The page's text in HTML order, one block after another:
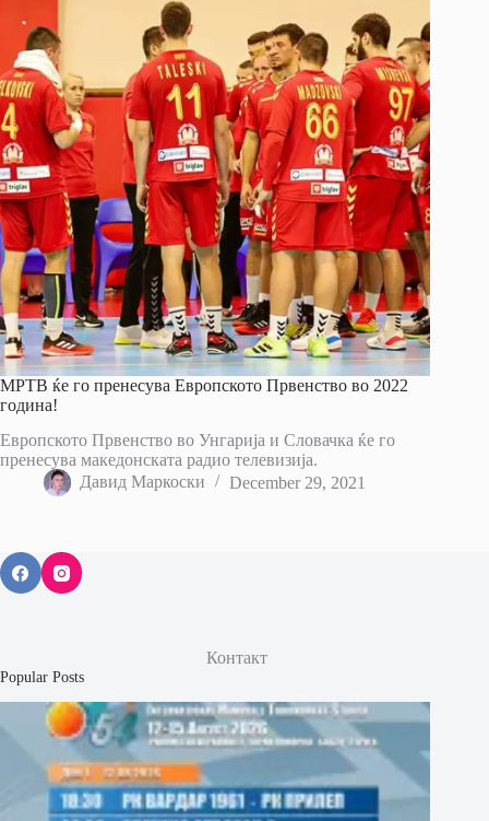
МРТВ ќе го пренесува Европското Првенство во 2022
година!
Европското Првенство во Унгарија и Словачка ќе го
пренесува македонската радио телевизија.
Давид Маркоски
December 29, 2021
Контакт
Popular Posts